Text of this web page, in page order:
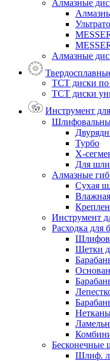
Алмазные
Алмазные
ТСТ диски по
ТСТ диски
Инструмент
Турбо
Х-
Для
Алмазные
Cухая
Инструмент
Расходка
Щетки
Бесконечные
Шлиф.